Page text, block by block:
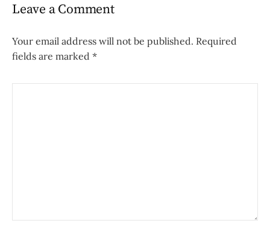
Leave a Comment
Your email address will not be published. Required
fields are marked *